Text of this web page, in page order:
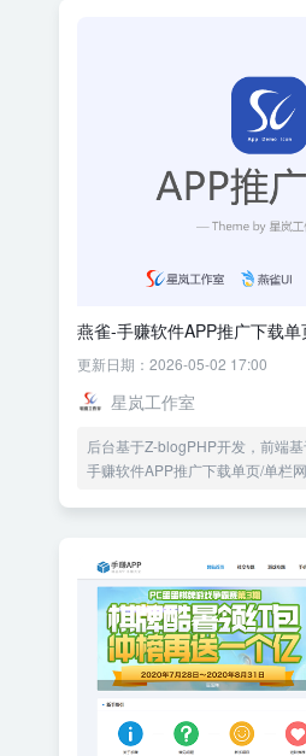
燕雀-手赚软件APP推广下载
更新日期：2026-05-02 17:00
星岚工作室
后台基于Z-blogPHP开发，前端
手赚软件APP推广下载单页/单栏